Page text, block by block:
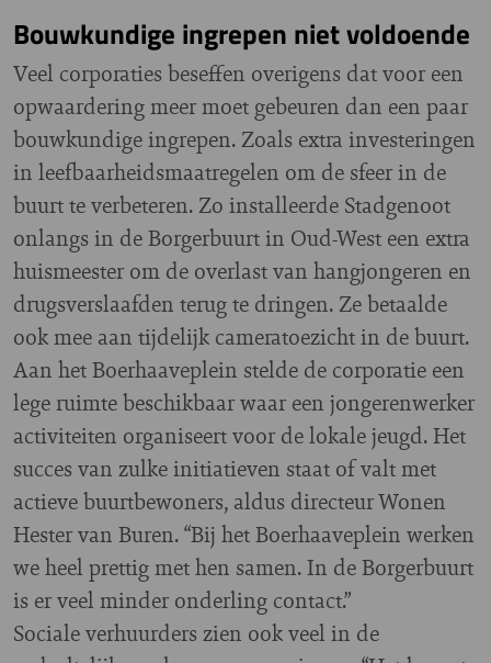
Bouwkundige ingrepen niet voldoende
Veel corporaties beseffen overigens dat voor een
opwaardering meer moet gebeuren dan een paar
bouwkundige ingrepen. Zoals extra investeringen
in leefbaarheidsmaatregelen om de sfeer in de
buurt te verbeteren. Zo installeerde Stadgenoot
onlangs in de Borgerbuurt in Oud-West een extra
huismeester om de overlast van hangjongeren en
drugsverslaafden terug te dringen. Ze betaalde
ook mee aan tijdelijk cameratoezicht in de buurt.
Aan het Boerhaaveplein stelde de corporatie een
lege ruimte beschikbaar waar een jongerenwerker
activiteiten organiseert voor de lokale jeugd. Het
succes van zulke initiatieven staat of valt met
actieve buurtbewoners, aldus directeur Wonen
Hester van Buren. “Bij het Boerhaaveplein werken
we heel prettig met hen samen. In de Borgerbuurt
is er veel minder onderling contact.”
Sociale verhuurders zien ook veel in de